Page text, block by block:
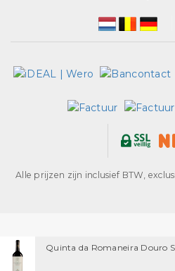
Quinta da Romaneira Douro
Alle prijzen zijn inclusief BTW,